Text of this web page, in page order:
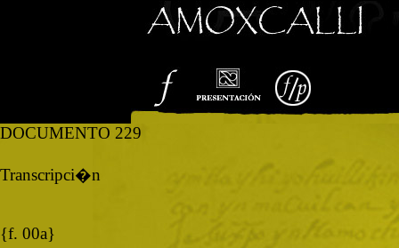
DOCUMENTO 229
Transcripci�n
{f. 00a}